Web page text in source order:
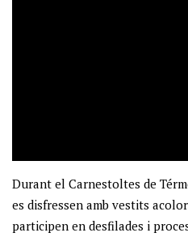
Durant el Carnestoltes de
es disfressen amb vestits
participen en desfilades i